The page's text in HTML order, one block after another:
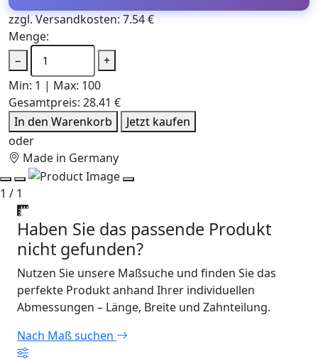
zzgl. Versandkosten: 7.54 €
Menge:
−
+
Min: 1 | Max: 100
Gesamtpreis: 28.41 €
In den Warenkorb
Jetzt kaufen
oder
Made in Germany
1 / 1
Haben Sie das passende Produkt
nicht gefunden?
Nutzen Sie unsere Maßsuche und finden Sie das
perfekte Produkt anhand Ihrer individuellen
Abmessungen – Länge, Breite und Zahnteilung.
Nach Maß suchen